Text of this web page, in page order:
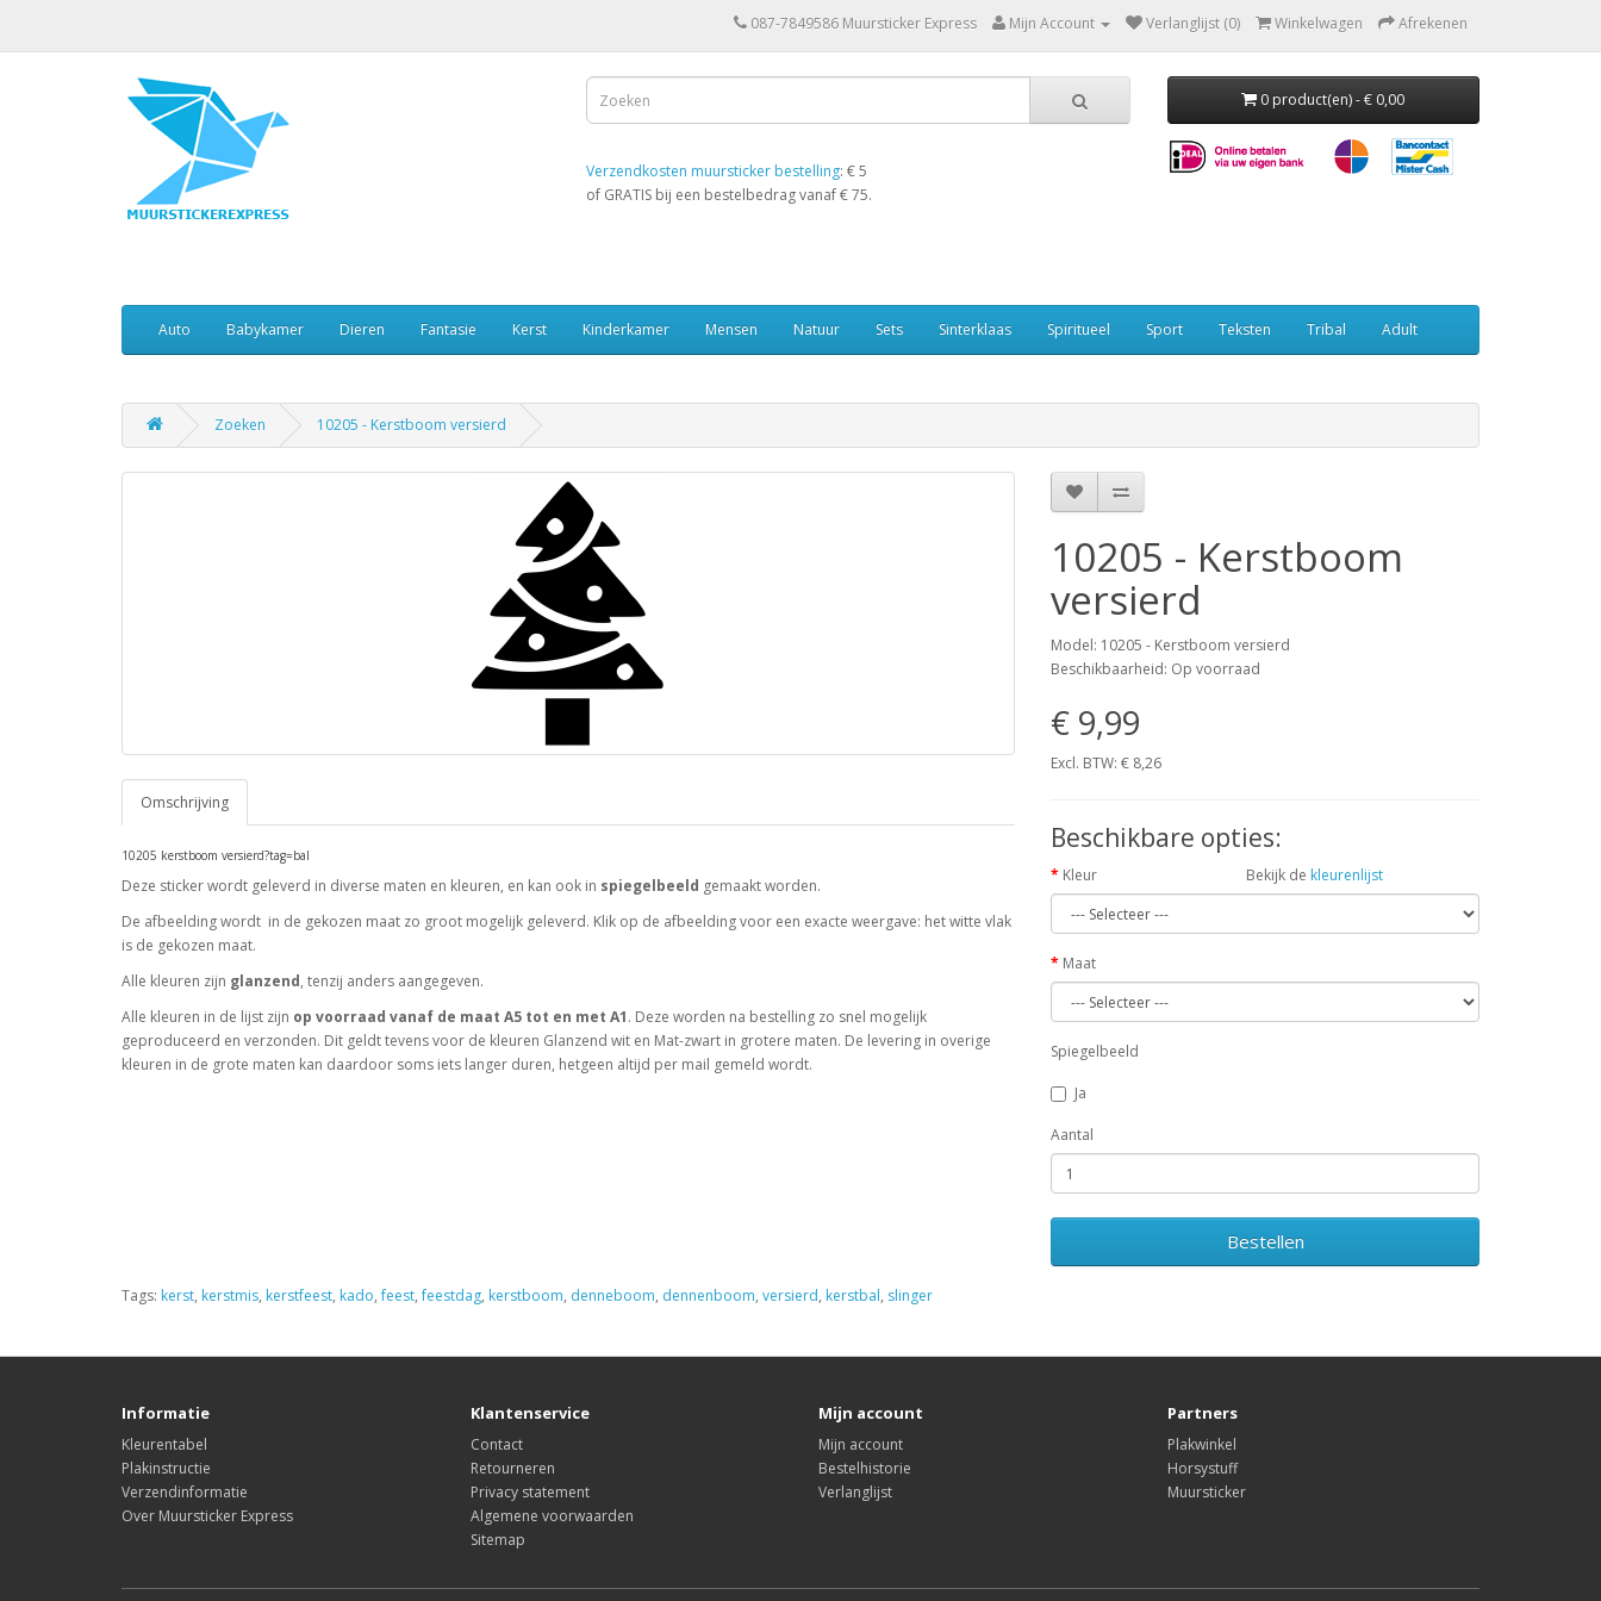
087-7849586 Muursticker Express Mijn Account Verlanglijst (0) Winkelwagen Afrekenen
Verzendkosten muursticker bestelling: € 5
of GRATIS bij een bestelbedrag vanaf € 75.
0 product(en) - € 0,00
Auto Babykamer Dieren Fantasie Kerst Kinderkamer Mensen Natuur Sets Sinterklaas Spiritueel Sport Teksten Tribal Adult
Zoeken 10205 - Kerstboom versierd
Omschrijving
10205 kerstboom versierd?tag=bal
Deze sticker wordt geleverd in diverse maten en kleuren, en kan ook in spiegelbeeld gemaakt worden.
De afbeelding wordt in de gekozen maat zo groot mogelijk geleverd. Klik op de afbeelding voor een exacte weergave: het witte vlak
is de gekozen maat.
Alle kleuren zijn glanzend, tenzij anders aangegeven.
Alle kleuren in de lijst zijn op voorraad vanaf de maat A5 tot en met A1. Deze worden na bestelling zo snel mogelijk
geproduceerd en verzonden. Dit geldt tevens voor de kleuren Glanzend wit en Mat-zwart in grotere maten. De levering in overige
kleuren in de grote maten kan daardoor soms iets langer duren, hetgeen altijd per mail gemeld wordt.
10205 - Kerstboom
versierd
Model: 10205 - Kerstboom versierd
Beschikbaarheid: Op voorraad
€ 9,99
Excl. BTW: € 8,26
Beschikbare opties:
Kleur Bekijk de kleurenlijst
Maat
Spiegelbeeld
Ja
Aantal
Bestellen
Tags: kerst, kerstmis, kerstfeest, kado,feest,feestdag, kerstboom, denneboom, dennenboom, versierd, kerstbal, slinger
Informatie
Kleurentabel
Plakinstructie
Verzendinformatie
Over Muursticker Express
Klantenservice
Contact
Retourneren
Privacy statement
Algemene voorwaarden
Sitemap
Mijn account
Mijn account
Bestelhistorie
Verlanglijst
Partners
Plakwinkel
Horsystuff
Muursticker